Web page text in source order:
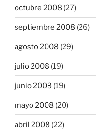
octubre 2008 (27)
septiembre 2008 (26)
agosto 2008 (29)
julio 2008 (19)
junio 2008 (19)
mayo 2008 (20)
abril 2008 (22)